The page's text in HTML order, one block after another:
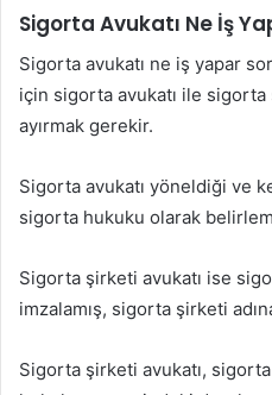
Sigorta Avukatı Ne İş
Sigorta avukatı ne iş yapar
için sigorta avukatı ile
ayırmak gerekir.
Sigorta avukatı yöneldiği ve
sigorta hukuku olarak
Sigorta şirketi avukatı ise
imzalamış, sigorta şirketi
Sigorta şirketi avukatı,